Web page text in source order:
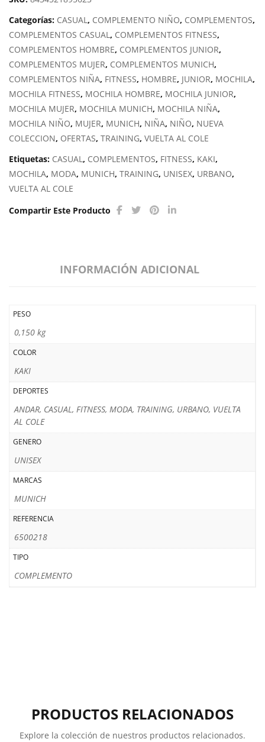
Categorías: CASUAL , COMPLEMENTO NIÑO, COMPLEMENTOS,
COMPLEMENTOS CASUAL , COMPLEMENTOS FITNESS,
COMPLEMENTOS HOMBRE, COMPLEMENTOS JUNIOR,
COMPLEMENTOS MUJER, COMPLEMENTOS MUNICH,
COMPLEMENTOS NIÑA, FITNESS, HOMBRE, JUNIOR, MOCHILA,
MOCHILA FITNESS, MOCHILA HOMBRE, MOCHILA JUNIOR,
MOCHILA MUJER, MOCHILA MUNICH, MOCHILA NIÑA,
MOCHILA NIÑO, MUJER, MUNICH, NIÑA, NIÑO, NUEVA
COLECCION, OFERTAS, TRAINING, VUELTA AL COLE
Etiquetas: CASUAL , COMPLEMENTOS, FITNESS, KAKI,
MOCHILA, MODA, MUNICH, TRAINING, UNISEX, URBANO,
VUELTA AL COLE
Compartir Este Producto
INFORMACIÓN ADICIONAL
PESO
0,150 kg
COLOR
KAKI
DEPORTES
ANDAR, CASUAL, FITNESS, MODA, TRAINING, URBANO, VUELTA
AL COLE
GENERO
UNISEX
MARCAS
MUNICH
REFERENCIA
6500218
TIPO
COMPLEMENTO
PRODUCTOS RELACIONADOS
Explore la colección de nuestros productos relacionados.